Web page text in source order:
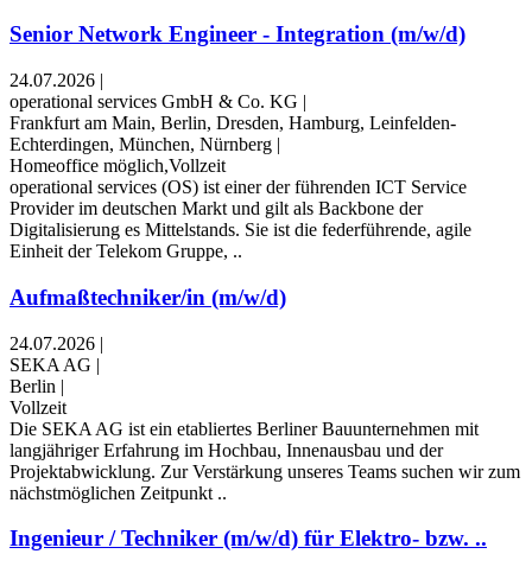
Senior Network Engineer - Integration (m/w/d)
24.07.2026 |
operational services GmbH & Co. KG |
Frankfurt am Main, Berlin, Dresden, Hamburg, Leinfelden-
Echterdingen, München, Nürnberg |
Homeoffice möglich,Vollzeit
operational services (OS) ist einer der führenden ICT Service
Provider im deutschen Markt und gilt als Backbone der
Digitalisierung es Mittelstands. Sie ist die federführende, agile
Einheit der Telekom Gruppe, ..
Aufmaßtechniker/in (m/w/d)
24.07.2026 |
SEKA AG |
Berlin |
Vollzeit
Die SEKA AG ist ein etabliertes Berliner Bauunternehmen mit
langjähriger Erfahrung im Hochbau, Innenausbau und der
Projektabwicklung. Zur Verstärkung unseres Teams suchen wir zum
nächstmöglichen Zeitpunkt ..
Ingenieur / Techniker (m/w/d) für Elektro- bzw. ..